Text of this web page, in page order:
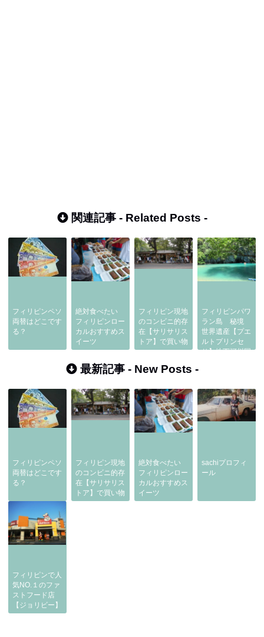
関連記事 - Related Posts -
フィリピンペソ
両替はどこです
る？
絶対食べたい
フィリピンロー
カルおすすめス
イーツ
フィリピン現地
のコンビニ的存
在【サリサリス
トア】で買い物
フィリピンパワ
ラン島 秘境
世界遺産【プエ
ルトプリンセ
サ】地下河川国
最新記事 - New Posts -
フィリピンペソ
両替はどこです
る？
フィリピン現地
のコンビニ的存
在【サリサリス
トア】で買い物
絶対食べたい
フィリピンロー
カルおすすめス
イーツ
sachiプロフィ
ール
フィリピンで人
気NO.１のファ
ストフード店
【ジョリビー】